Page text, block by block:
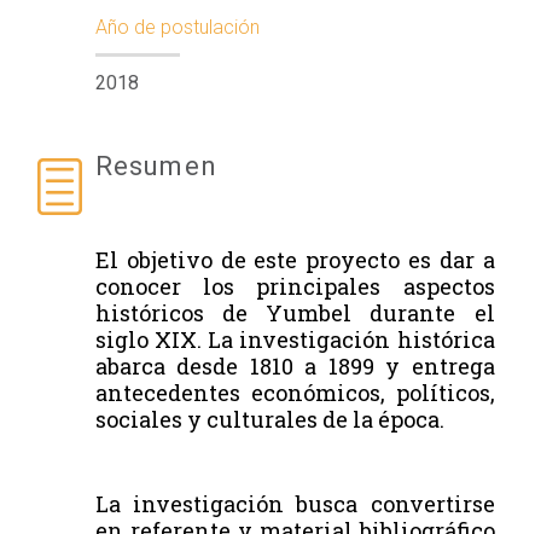
Año de postulación
2018
Resumen
El objetivo de este proyecto es dar a
conocer los principales aspectos
históricos de Yumbel durante el
siglo XIX. La investigación histórica
abarca desde 1810 a 1899 y entrega
antecedentes económicos, políticos,
sociales y culturales de la época.
La investigación busca convertirse